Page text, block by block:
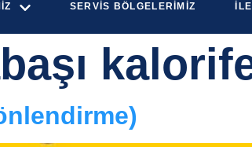
SERVIS BÖLGELERIMIZ